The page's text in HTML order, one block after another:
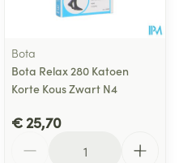
Bota
Bota Relax 280 Katoen
Korte Kous Zwart N4
€ 25,70